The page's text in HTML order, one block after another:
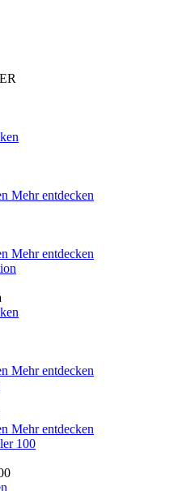
Mehr entdecken
Mehr entdecken
Mehr entdecken
Mehr entdecken
100